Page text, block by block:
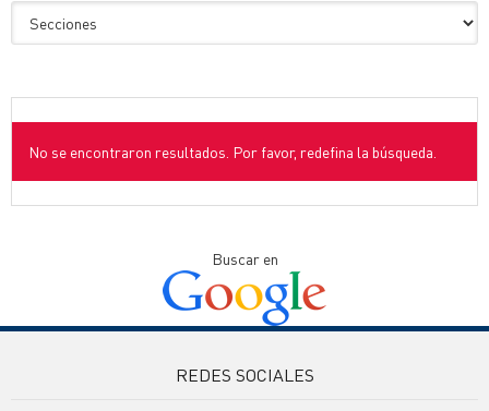
No se encontraron resultados. Por favor, redefina la búsqueda.
Buscar en
REDES SOCIALES